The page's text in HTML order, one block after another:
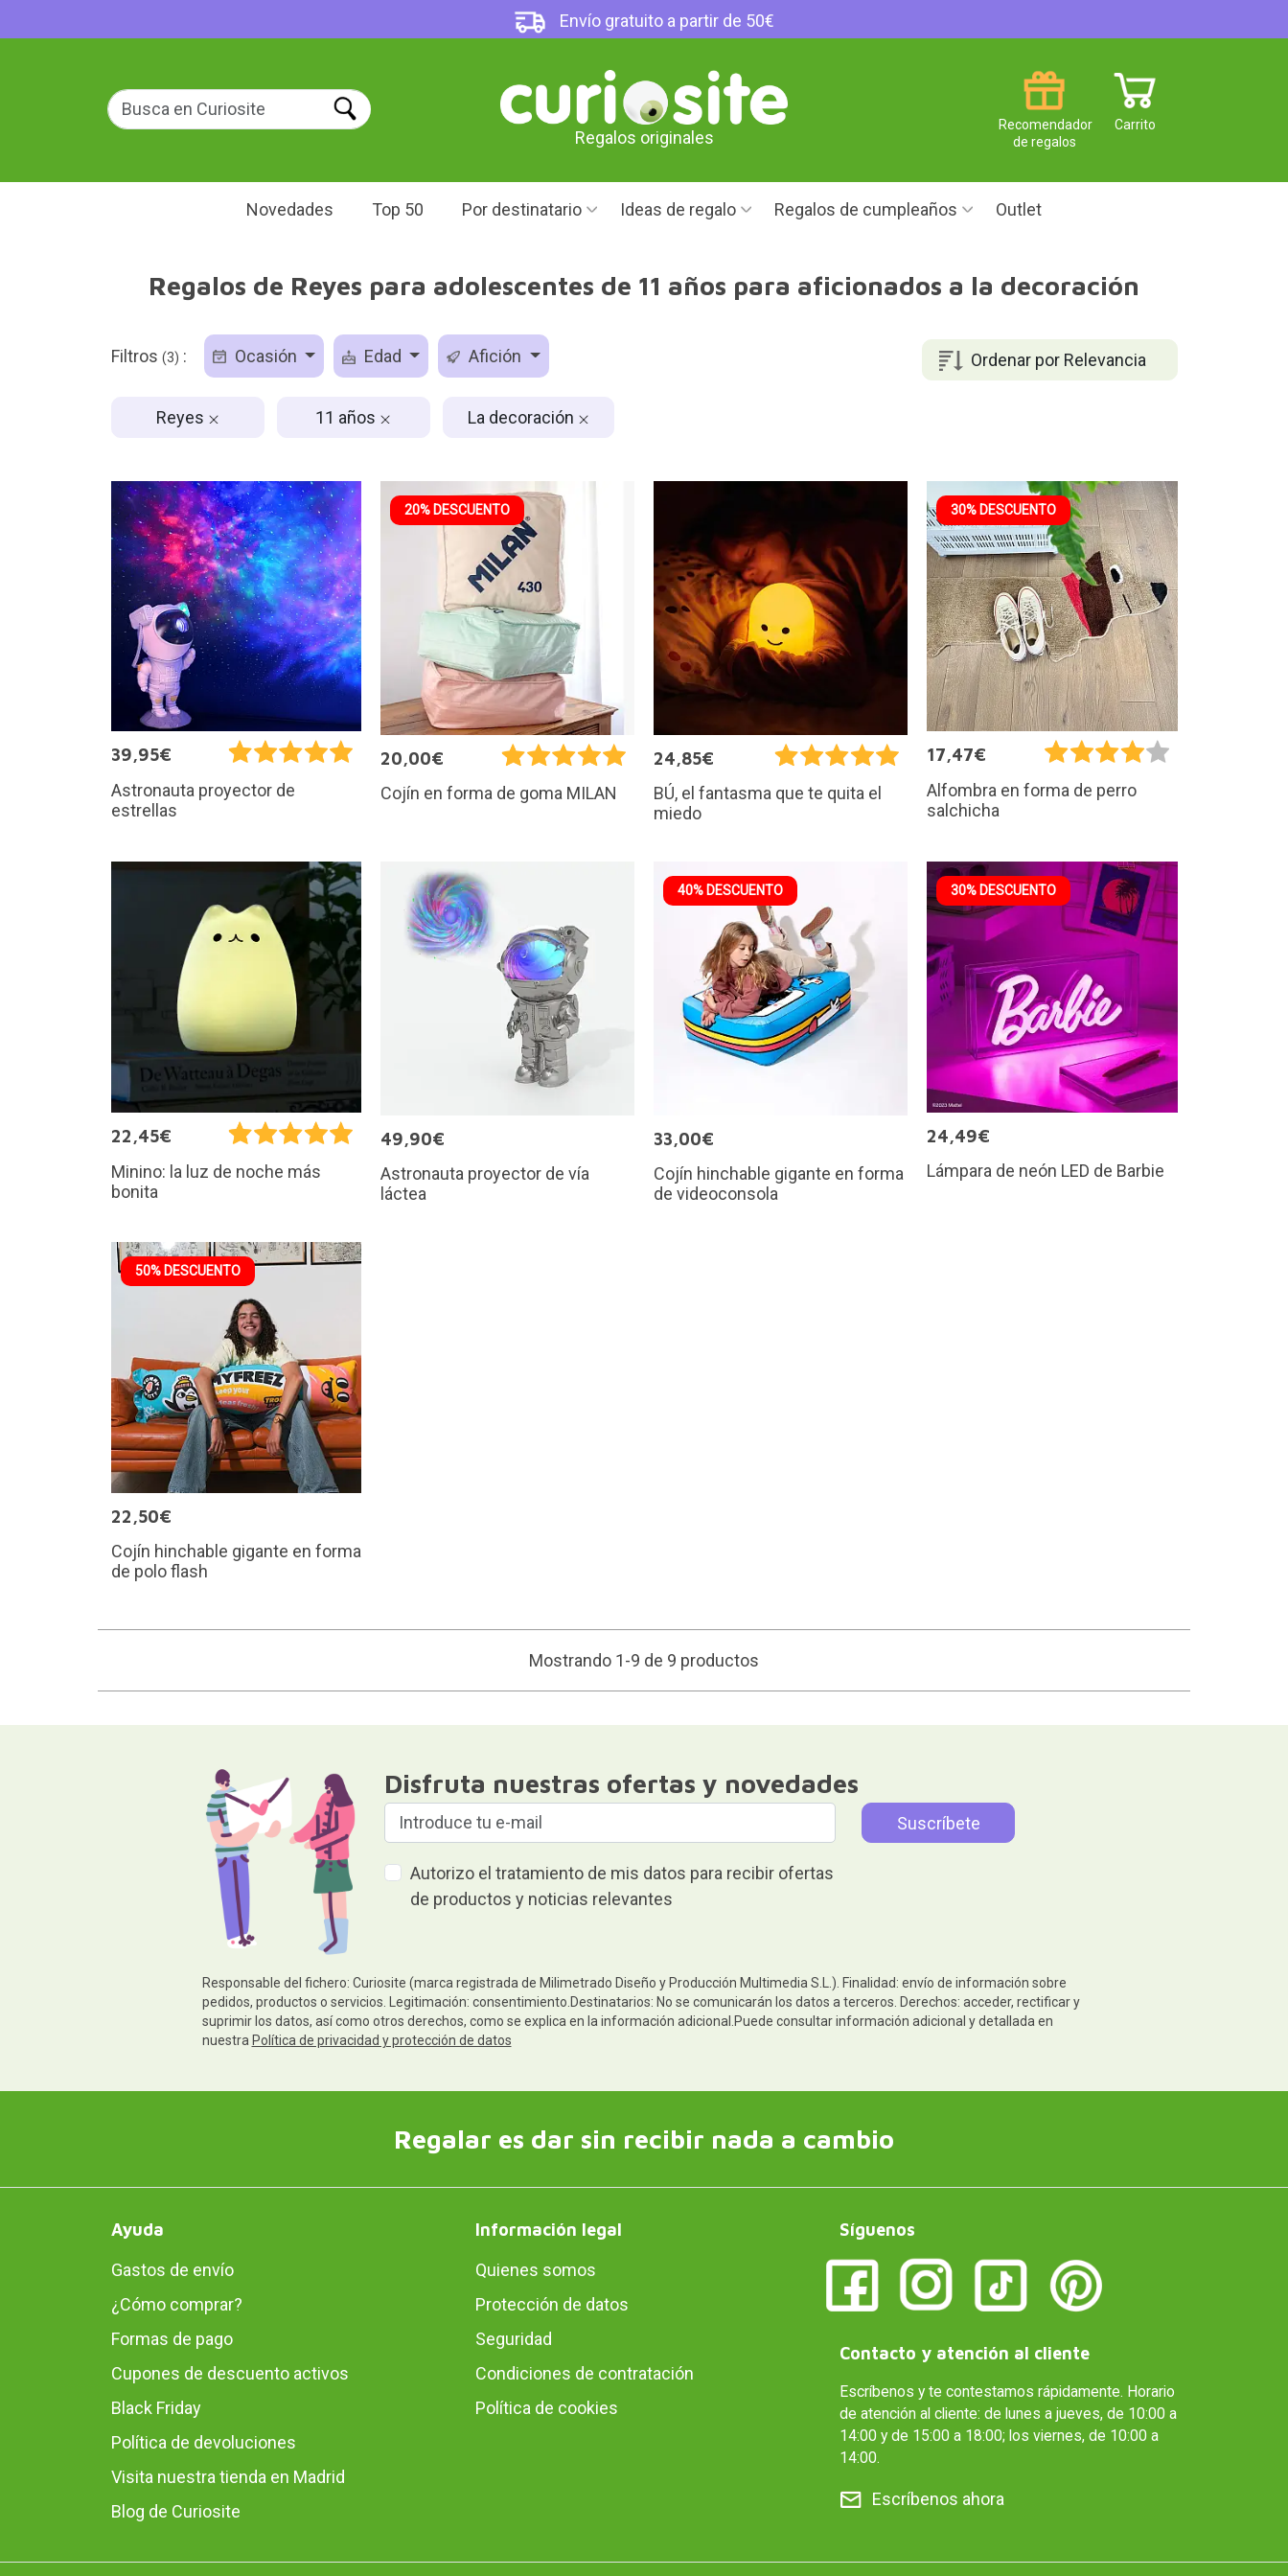
Envío gratuito a partir de 50€
Regalos originales
Carrito
Recomendador
de regalos
Novedades Top 50 Por destinatario Ideas de regalo Regalos de cumpleaños Outlet
Regalos de Reyes para adolescentes de 11 años para aficionados a la decoración
Ordenar por Relevancia
Filtros (3) : Ocasión Edad Afición
Reyes 11 años La decoración
39,95€
Astronauta proyector de
estrellas
20% DESCUENTO
20,00€
Cojín en forma de goma MILAN
24,85€
BÚ, el fantasma que te quita el
miedo
30% DESCUENTO
17,47€
Alfombra en forma de perro
salchicha
22,45€
Minino: la luz de noche más
bonita
49,90€
Astronauta proyector de vía
láctea
40% DESCUENTO
33,00€
Cojín hinchable gigante en forma
de videoconsola
30% DESCUENTO
24,49€
Lámpara de neón LED de Barbie
50% DESCUENTO
22,50€
Cojín hinchable gigante en forma
de polo flash
Mostrando 1-9 de 9 productos
Disfruta nuestras ofertas y novedades
Autorizo el tratamiento de mis datos para recibir ofertas
de productos y noticias relevantes
Responsable del fichero: Curiosite (marca registrada de Milimetrado Diseño y Producción Multimedia S.L.). Finalidad: envío de información sobre
pedidos, productos o servicios. Legitimación: consentimiento.Destinatarios: No se comunicarán los datos a terceros. Derechos: acceder, rectificar y
suprimir los datos, así como otros derechos, como se explica en la información adicional.Puede consultar información adicional y detallada en
nuestra Política de privacidad y protección de datos
Regalar es dar sin recibir nada a cambio
Ayuda
Gastos de envío
¿Cómo comprar?
Formas de pago
Cupones de descuento activos
Black Friday
Política de devoluciones
Visita nuestra tienda en Madrid
Blog de Curiosite
Información legal
Quienes somos
Protección de datos
Seguridad
Condiciones de contratación
Política de cookies
Síguenos
Contacto y atención al cliente
Escríbenos y te contestamos rápidamente. Horario
de atención al cliente: de lunes a jueves, de 10:00 a
14:00 y de 15:00 a 18:00; los viernes, de 10:00 a
14:00.
Escríbenos ahora